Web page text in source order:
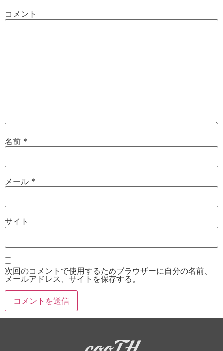
コメント
名前 *
メール *
サイト
次回のコメントで使用するためブラウザーに自分の名前、
メールアドレス、サイトを保存する。